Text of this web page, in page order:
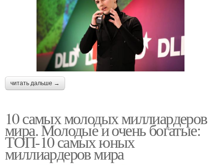
читать дальше →
10 самых молодых миллиардеров
мира. Молодые и очень богатые:
ТОП-10 самых юных
миллиардеров мира